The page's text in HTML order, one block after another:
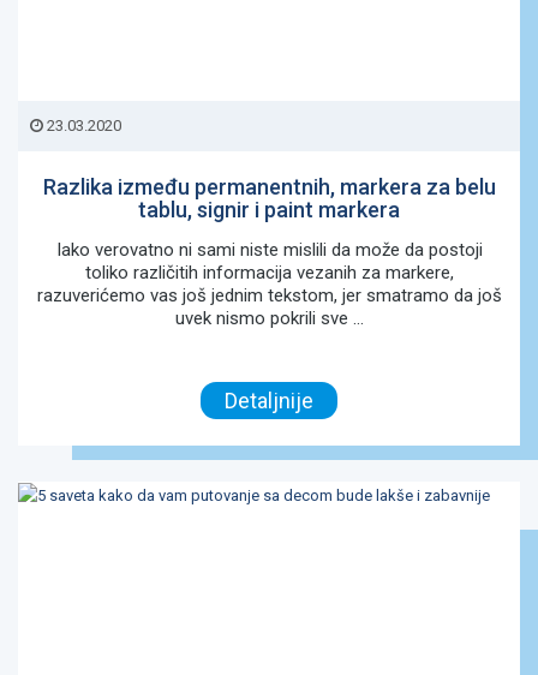
23.03.2020
Razlika između permanentnih, markera za belu
tablu, signir i paint markera
Iako verovatno ni sami niste mislili da može da postoji
toliko različitih informacija vezanih za markere,
razuverićemo vas još jednim tekstom, jer smatramo da još
uvek nismo pokrili sve ...
Detaljnije